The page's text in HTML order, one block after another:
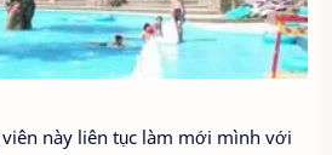
này liên tục làm mới mình với